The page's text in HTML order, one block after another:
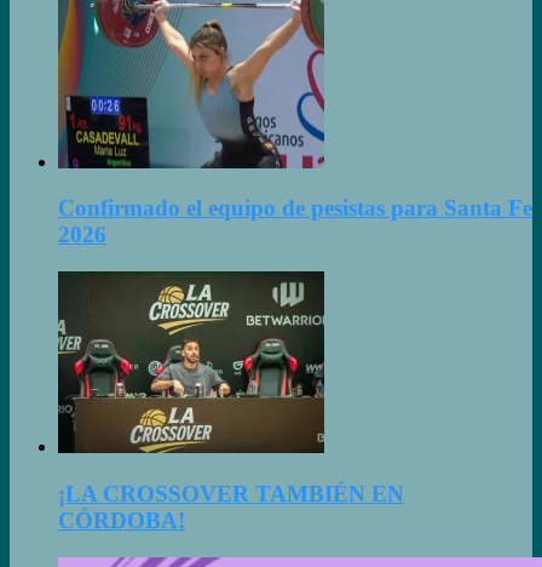
Confirmado el equipo de pesistas para Santa Fe
2026
¡LA CROSSOVER TAMBIÉN EN
CÓRDOBA!